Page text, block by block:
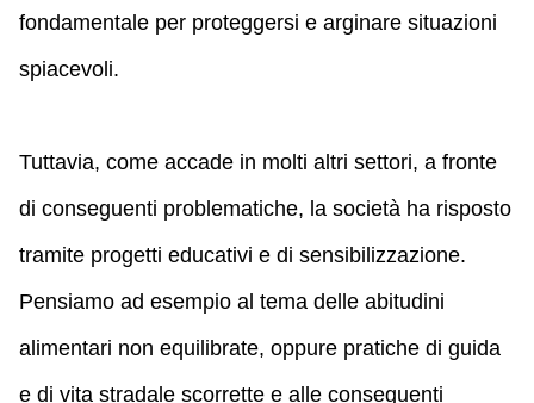
fondamentale per proteggersi e arginare situazioni
spiacevoli.
Tuttavia, come accade in molti altri settori, a fronte
di conseguenti problematiche, la società ha risposto
tramite progetti educativi e di sensibilizzazione.
Pensiamo ad esempio al tema delle abitudini
alimentari non equilibrate, oppure pratiche di guida
e di vita stradale scorrette e alle conseguenti